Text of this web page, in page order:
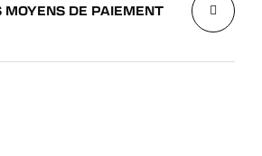
MOYENS DE PAIEMENT